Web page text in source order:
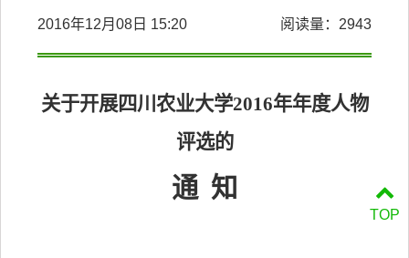
2016年12月08日 15:20 阅读量： 2943
关于开展四川农业大学2016年年度人物
评选的
通 知
TOP